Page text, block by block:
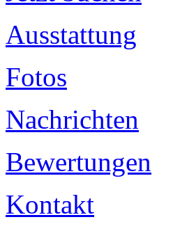
Ausstattung
Fotos
Nachrichten
Bewertungen
Kontakt